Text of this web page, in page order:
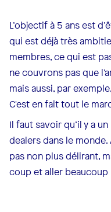
L’objectif à 5 ans est
qui est déjà très
membres, ce qui est
ne couvrons pas que
mais aussi, par
C'est en fait tout le
Il faut savoir qu’il y a
dealers dans le monde.
pas non plus délirant,
coup et aller beaucoup